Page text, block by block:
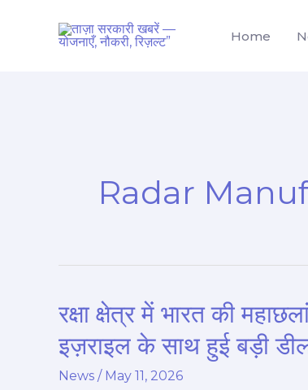
Home
Radar
रक्षा क्षेत्र में भारत की
इज़राइल के साथ हुई बड़ी
News / May 11, 2026
रक्षा
में
भारत